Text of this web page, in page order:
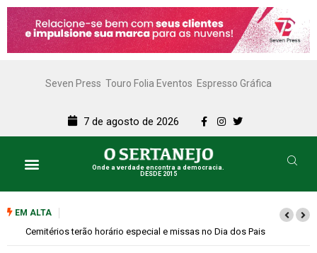
Seven Press Touro Folia Eventos Espresso Gráfica
7 de agosto de 2026
Onde a verdade encontra a democracia.
DESDE 2015
EM ALTA Cemitérios terão horário especial e missas no Dia dos Pais